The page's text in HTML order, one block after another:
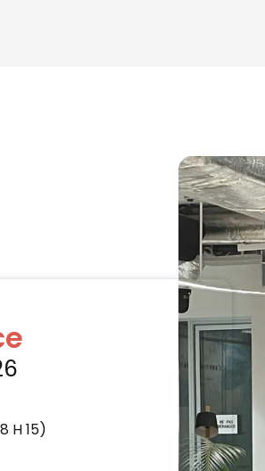
H 15)